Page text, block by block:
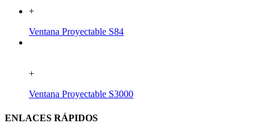
+
Ventana Proyectable S84
+
Ventana Proyectable S3000
ENLACES RÁPIDOS